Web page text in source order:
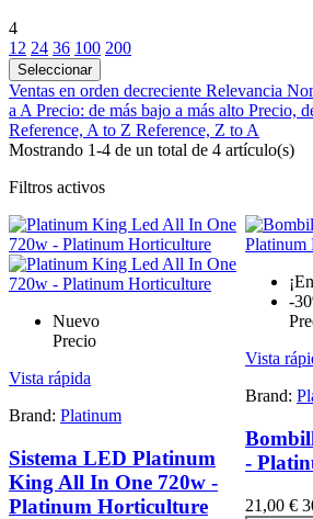
4
12 24 36 100 200
Seleccionar
Ventas en orden decreciente Relevancia
a A Precio: de más bajo a más alto Precio,
Reference, A to Z Reference, Z to A
Mostrando 1-4 de un total de 4 artículo(s)
Filtros activos
Nuevo
Precio
Vista rápida
Brand: Platinum
Sistema LED Platinum
King All In One 720w -
Platinum Horticulture
-
Vista
Brand:
-
21,00 €